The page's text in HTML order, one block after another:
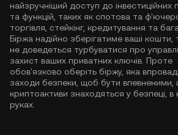
найзручніший доступ до інвестиційних
та функцій, таких як спотова та
торгівля, стейкінг, кредитування та
Біржа надійно зберігатиме ваші кошти,
не доведеться турбуватися про
захист ваших приватних ключів. Проте
обов'язково оберіть біржу, яка
заходи безпеки, щоб бути впевненими,
криптоактиви знаходяться у безпеці, в
руках.